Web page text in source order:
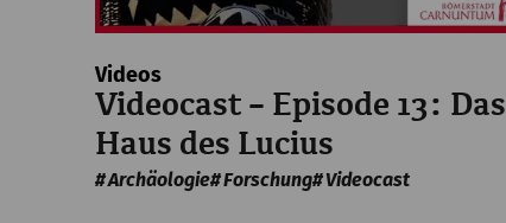
Videos
Videocast – Episode 13: Das
Haus des Lucius
Archäologie Forschung Videocast